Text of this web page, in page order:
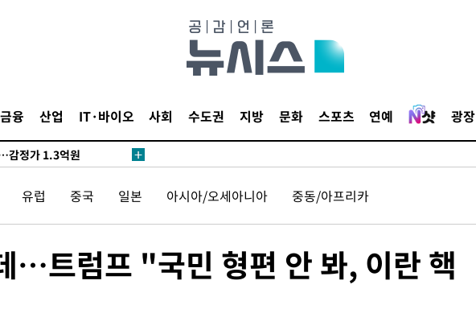
금융 산업 IT·바이오 사회 수도권 지방 문화 스포츠 연예 광장
1.3%↑
감정가 1.3억원
본과 한일전
사망·1명 실종
쇄신의 기회로 삼겠다"
실망과 걱정 안겨드려 죄
㎜ 비
유럽 중국 일본 아시아/오세아니아 중동/아프리카
…트럼프 "국민 형편 안 봐, 이란 핵